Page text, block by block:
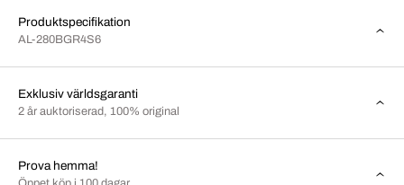
Produktspecifikation
AL-280BGR4S6
Exklusiv världsgaranti
2 år auktoriserad, 100% original
Prova hemma!